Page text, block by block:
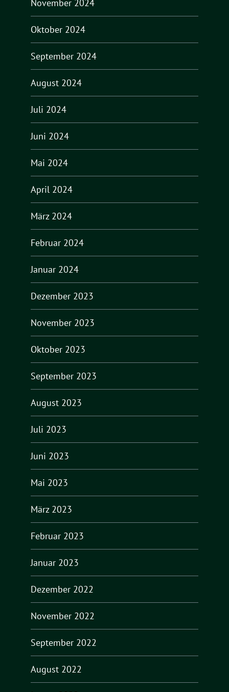
November 2024
Oktober 2024
September 2024
August 2024
Juli 2024
Juni 2024
Mai 2024
April 2024
März 2024
Februar 2024
Januar 2024
Dezember 2023
November 2023
Oktober 2023
September 2023
August 2023
Juli 2023
Juni 2023
Mai 2023
März 2023
Februar 2023
Januar 2023
Dezember 2022
November 2022
September 2022
August 2022